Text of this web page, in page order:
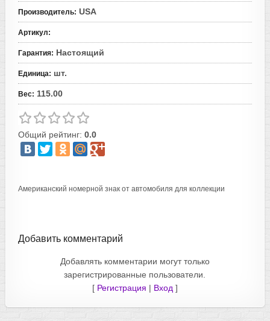
Производитель: USA
Артикул:
Гарантия: Настоящий
Единица: шт.
Вес: 115.00
Общий рейтинг: 0.0
Американский номерной знак от автомобиля для коллекции
Добавить комментарий
Добавлять комментарии могут только
зарегистрированные пользователи.
[ Регистрация | Вход ]